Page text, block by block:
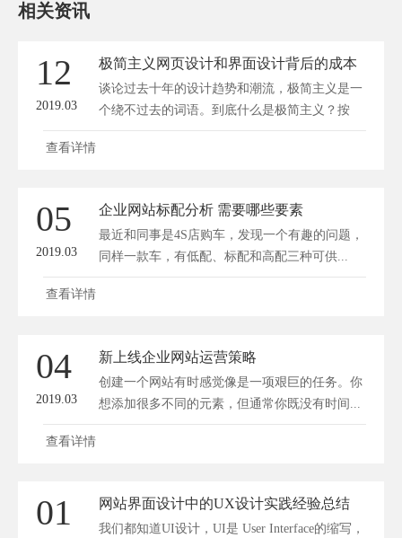
相关资讯
12
2019.03
极简主义网页设计和界面设计背后的成本
谈论过去十年的设计趋势和潮流，极简主义是一
个绕不过去的词语。到底什么是极简主义？按
照...
查看详情
05
2019.03
企业网站标配分析 需要哪些要素
最近和同事是4S店购车，发现一个有趣的问题，
同样一款车，有低配、标配和高配三种可供...
查看详情
04
2019.03
新上线企业网站运营策略
创建一个网站有时感觉像是一项艰巨的任务。你
想添加很多不同的元素，但通常你既没有时间...
查看详情
01 网站界面设计中的UX设计实践经验总结
我们都知道UI设计，UI是 User Interface的缩写，